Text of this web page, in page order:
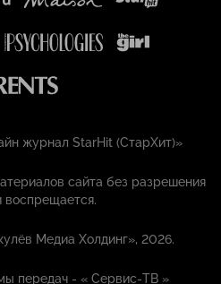
журнал StarHit (СтарХит)»
сайта без разрешения
воспрещается.
Медиа Холдинг», 2026.
передач - «Сервис-ТВ »